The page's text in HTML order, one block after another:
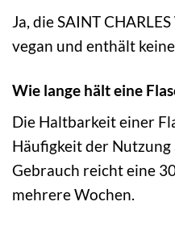
Ja, die SAINT
vegan und enthält
Wie lange hält eine
Die Haltbarkeit einer
Häufigkeit der Nutzung
Gebrauch reicht eine
mehrere Wochen.